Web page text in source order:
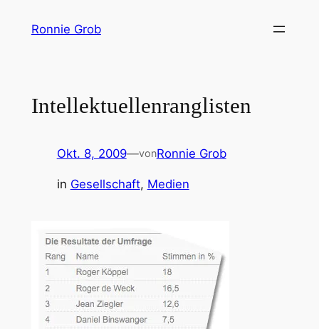
InhaltRonnie Grob
Intellektuellenranglisten
Okt. 8, 2009—vonRonnie Grob
in Gesellschaft, Medien